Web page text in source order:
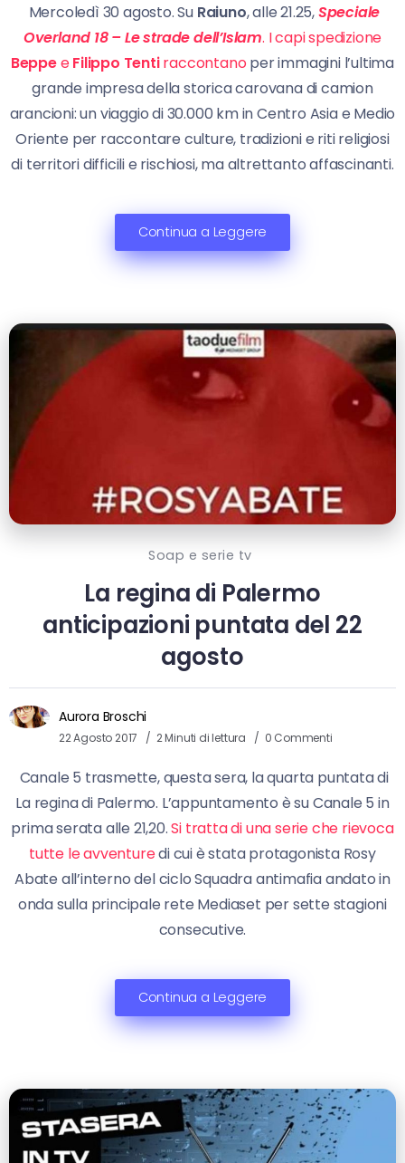
Mercoledì 30 agosto. Su Raiuno, alle 21.25,Speciale
Overland 18 – Le strade dell’Islam. I capi spedizione
BeppeeFilippo Tentiraccontanoper immagini l’ultima
grande impresa della storica carovana di camion
arancioni: un viaggio di 30.000 km in Centro Asia e Medio
Oriente per raccontare culture, tradizioni e riti religiosi
di territori difficili e rischiosi, ma altrettanto affascinanti.
Continua a Leggere
Soap e serie tv
La regina di Palermo
anticipazioni puntata del 22
agosto
Aurora Broschi
22 Agosto 2017 2 Minuti di lettura 0 Commenti
Canale 5 trasmette, questa sera, la quarta puntata di
La regina di Palermo. L’appuntamento è su Canale 5 in
prima serata alle 21,20.Si tratta di una serie che rievoca
tutte le avventuredi cui è stata protagonista Rosy
Abate all’interno del ciclo Squadra antimafia andato in
onda sulla principale rete Mediaset per sette stagioni
consecutive.
Continua a Leggere